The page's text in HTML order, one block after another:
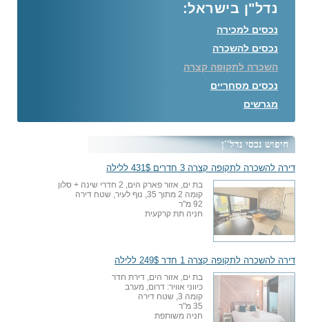
נדל"ן בישראל:
נכסים למכירה
נכסים להשכרה
השכרה לתקופה קצרה
נכסים מסחריים
מגרשים
חיפוש נכסי נדל''ן
דירה להשכרה לתקופה קצרה 3 חדרים 431$ ללילה
בת ים, אזור פארק הים, 2 חדרי שינה + סלון
קומה 2 מתוך 35, נוף לעיר, שטח דירה
92 מ"ר
חניה תת קרקעית
דירה להשכרה לתקופה קצרה 1 חדר 249$ ללילה
בת ים, אזור הים, דירת חדר
כיווני אוויר: דרום, מערב
קומה 3, שטח דירה
35 מ"ר
חניה משותפת